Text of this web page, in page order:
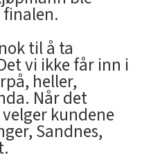
til å ta
vi ikke får inn i
heller,
Når det
kundene
Sandnes,